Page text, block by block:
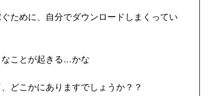
ために、自分でダウンロードしまくってい
なことが起きる…かな
どこかにありますでしょうか？？